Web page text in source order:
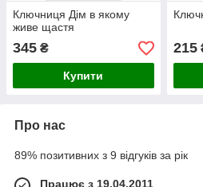
Ключниця Дім в якому
живе щастя
345 ₴
Купити
215
Про нас
89% позитивних з 9 відгуків за рік
Працює з 19.04.2011